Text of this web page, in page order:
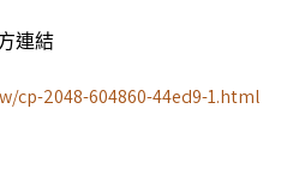
連結
cp-2048-604860-44ed9-1.html